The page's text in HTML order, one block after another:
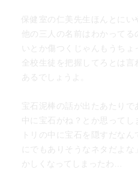
保健室の仁美先生ほんとにい
他の三人の名前はわかってる
いとか傷つくじゃんもうち
全校生徒を把握してろとは言
あるでしょうよ。
宝石泥棒の話が出たあたり
中に宝石がね？とか思って
トリの中に宝石を隠すだな
にでもありそうなネタだよな
かしくなってしまったわ…